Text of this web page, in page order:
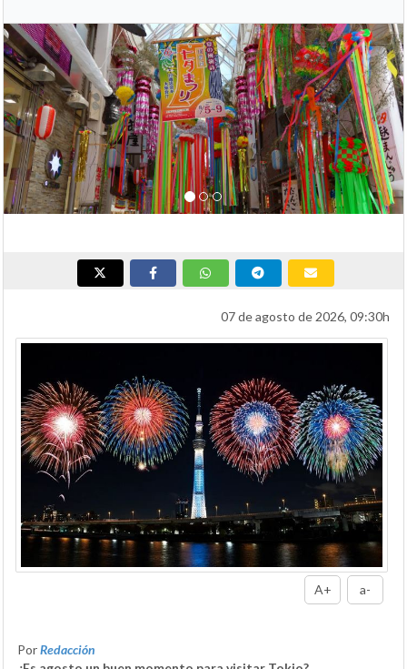
Anterior
07 de agosto de 2026, 09:30h
A+ a-
PorRedacción